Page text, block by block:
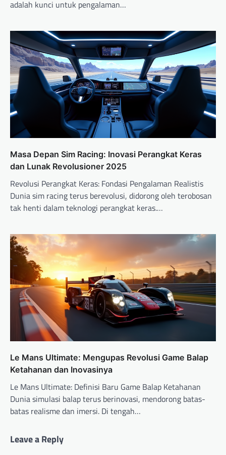
adalah kunci untuk pengalaman…
Masa Depan Sim Racing: Inovasi Perangkat Keras
dan Lunak Revolusioner 2025
Revolusi Perangkat Keras: Fondasi Pengalaman Realistis
Dunia sim racing terus berevolusi, didorong oleh terobosan
tak henti dalam teknologi perangkat keras.…
Le Mans Ultimate: Mengupas Revolusi Game Balap
Ketahanan dan Inovasinya
Le Mans Ultimate: Definisi Baru Game Balap Ketahanan
Dunia simulasi balap terus berinovasi, mendorong batas-
batas realisme dan imersi. Di tengah…
Leave a Reply